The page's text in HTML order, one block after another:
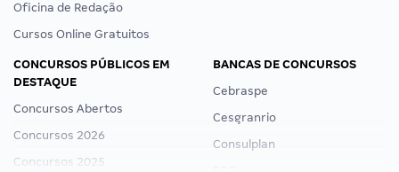
Oficina de Redação
Cursos Online Gratuitos
CONCURSOS PÚBLICOS EM
DESTAQUE
Concursos Abertos
Concursos 2026
Concursos 2025
BANCAS DE CONCURSOS
Cebraspe
Cesgranrio
Consulplan